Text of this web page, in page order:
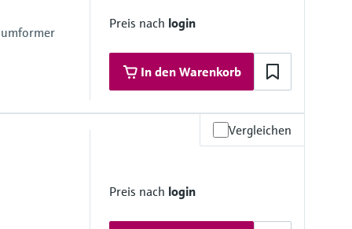
Makloron RX 1805
Preis nach login
In den Warenkorb
316L)
Vergleichen
Preis nach login